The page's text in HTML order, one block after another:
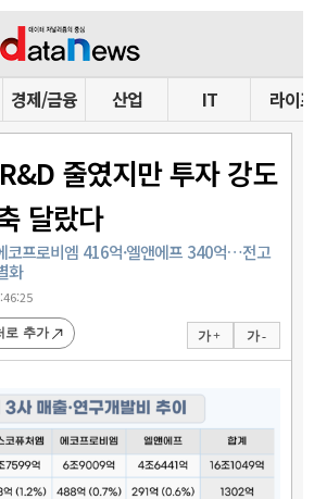
경제/금융 산업 IT 라이프
줄였지만 투자 강도
달랐다
코프로비엠 416억·엘앤에프 340억…전고
화
가 + 가 -
로 추가